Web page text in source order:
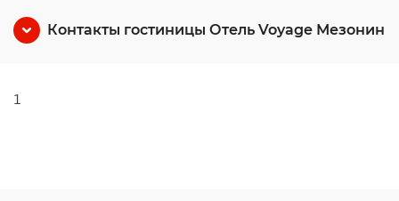
Контакты гостиницы Отель Voyage Мезонин
1